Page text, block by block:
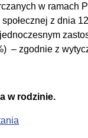
w ramach
z dnia
– zgodnie z
w rodzinie.